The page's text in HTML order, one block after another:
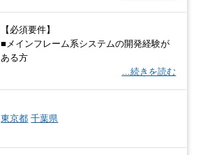
【必須要件】
■メインフレーム系システムの開発経験が
ある方
…続きを読む
東京都 千葉県